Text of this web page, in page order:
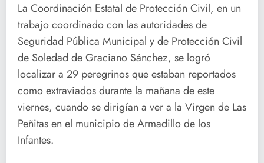
La Coordinación Estatal de Protección Civil, en un
trabajo coordinado con las autoridades de
Seguridad Pública Municipal y de Protección Civil
de Soledad de Graciano Sánchez, se logró
localizar a 29 peregrinos que estaban reportados
como extraviados durante la mañana de este
viernes, cuando se dirigían a ver a la Virgen de Las
Peñitas en el municipio de Armadillo de los
Infantes.